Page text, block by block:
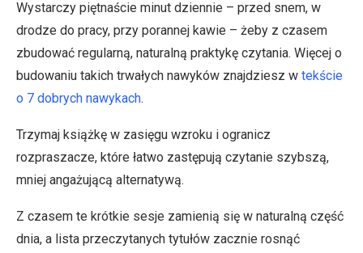
Wystarczy piętnaście minut dziennie – przed snem, w
drodze do pracy, przy porannej kawie – żeby z czasem
zbudować regularną, naturalną praktykę czytania. Więcej o
budowaniu takich trwałych nawyków znajdziesz w tekście
o 7 dobrych nawykach.
Trzymaj książkę w zasięgu wzroku i ogranicz
rozpraszacze, które łatwo zastępują czytanie szybszą,
mniej angażującą alternatywą.
Z czasem te krótkie sesje zamienią się w naturalną część
dnia, a lista przeczytanych tytułów zacznie rosnąć